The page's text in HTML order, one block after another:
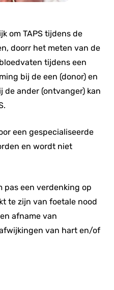
om TAPS tijdens de
doorr het meten van de
tijdens een
bij de een (donor) en
de ander (ontvanger) kan
een gespecialiseerde
en wordt niet
pas een verdenking op
te zijn van foetale nood
afname van
van hart en/of